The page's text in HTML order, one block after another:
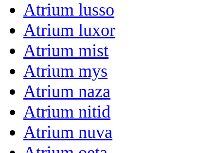
Atrium lusso
Atrium luxor
Atrium mist
Atrium mys
Atrium naza
Atrium nitid
Atrium nuva